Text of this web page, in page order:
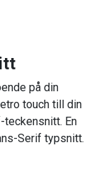
på din
touch till din
En
Serif typsnitt.